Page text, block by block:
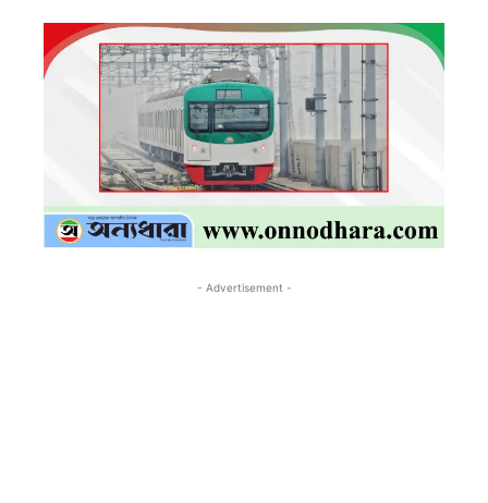
- Advertisement -